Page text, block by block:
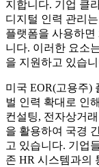
지합니다. 기업 클
디지털 인력 관리
플랫폼을 사용하면
니다. 이러한 요소
을 지원하고 있습
미국 EOR(고용주)
벌 인력 확대로 인
컨설팅, 전자상거
을 활용하여 국경
고 있습니다. 기업
존 HR 시스템과의